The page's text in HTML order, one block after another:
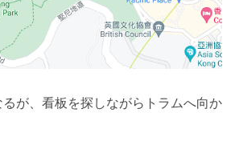
が、看板を探しながらトラムへ向か